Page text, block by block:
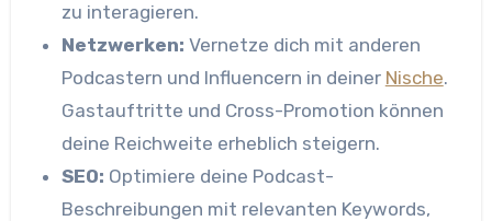
zu interagieren.
Netzwerken: Vernetze dich mit anderen
Podcastern und Influencern in deiner Nische.
Gastauftritte und Cross-Promotion können
deine Reichweite erheblich steigern.
SEO: Optimiere deine Podcast-
Beschreibungen mit relevanten Keywords,